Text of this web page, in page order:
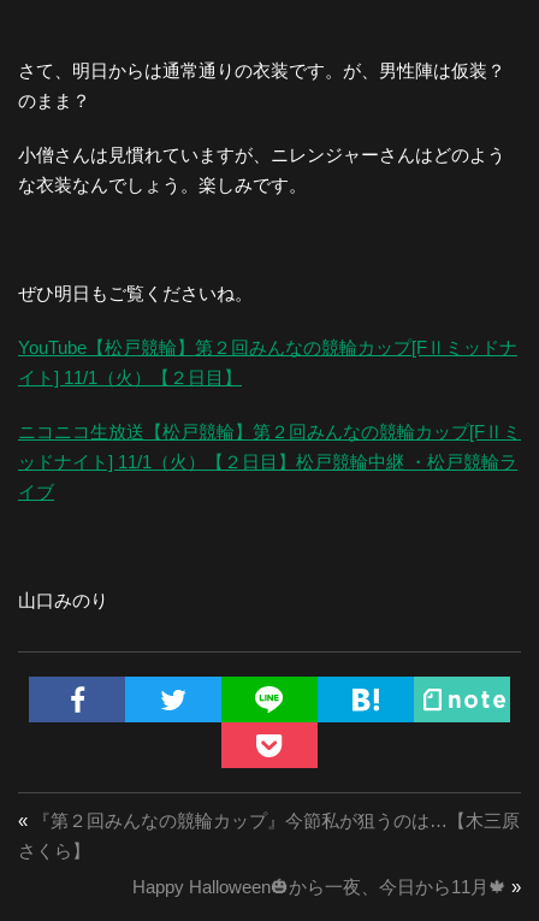
さて、明日からは通常通りの衣装です。が、男性陣は仮装？
のまま？
小僧さんは見慣れていますが、ニレンジャーさんはどのよう
な衣装なんでしょう。楽しみです。
ぜひ明日もご覧くださいね。
YouTube【松戸競輪】第２回みんなの競輪カップ[FⅡミッドナ
イト] 11/1（火）【２日目】
ニコニコ生放送【松戸競輪】第２回みんなの競輪カップ[FⅡミ
ッドナイト] 11/1（火）【２日目】松戸競輪中継 ・松戸競輪ラ
イブ
山口みのり
«
『第２回みんなの競輪カップ』今節私が狙うのは…【木三原
さくら】
Happy Halloween🎃から一夜、今日から11月🍁 »